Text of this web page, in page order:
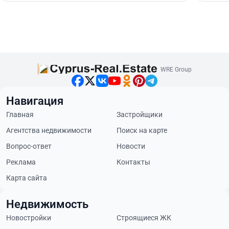
WRE Group
Навигация
Главная
Застройщики
Агентства недвижимости
Поиск на карте
Вопрос-ответ
Новости
Реклама
Контакты
Карта сайта
Недвижимость
Новостройки Строящиеся ЖК